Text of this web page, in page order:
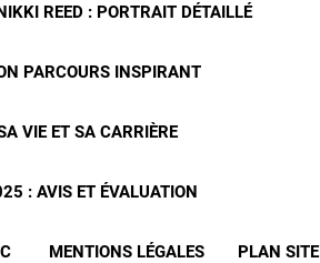
REED : PORTRAIT DÉTAILLÉ
PARCOURS INSPIRANT
VIE ET SA CARRIÈRE
: AVIS ET ÉVALUATION
MENTIONS LÉGALES PLAN SITE